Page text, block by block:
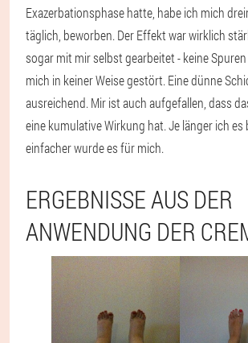
Exazerbationsphase hatte, habe ich mich
täglich, beworben. Der Effekt war wirklich
sogar mit mir selbst gearbeitet - keine
mich in keiner Weise gestört. Eine dünne
ausreichend. Mir ist auch aufgefallen, dass
eine kumulative Wirkung hat. Je länger ich
einfacher wurde es für mich.
ERGEBNISSE AUS DER
ANWENDUNG DER